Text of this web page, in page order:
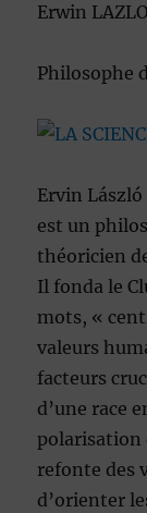
Erwin LAZLO
Philosophe
Ervin
est un
théoricien
Il fonda le
mots, «
valeurs
facteurs
d’une race
polarisation
refonte des
d’orienter